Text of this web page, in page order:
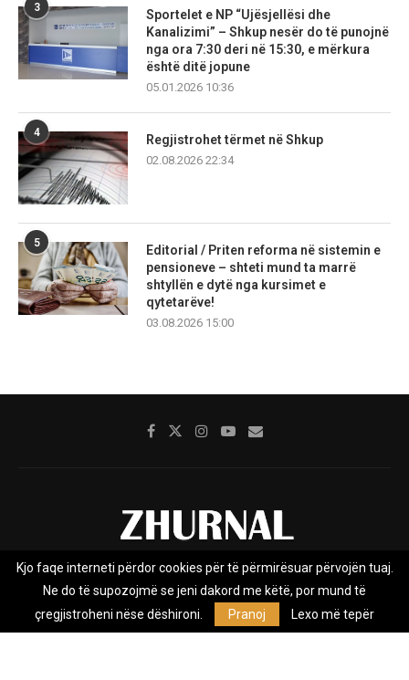
3
Sportelet e NP “Ujësjellësi dhe
Kanalizimi” – Shkup nesër do të punojnë
nga ora 7:30 deri në 15:30, e mërkura
është ditë jopune
05.01.2026 10:36
4
Regjistrohet tërmet në Shkup
02.08.2026 22:34
5
Editorial / Priten reforma në sistemin e
pensioneve – shteti mund ta marrë
shtyllën e dytë nga kursimet e
qytetarëve!
03.08.2026 15:00
Rreth nesh Impresumi Marketing
Privacy Policy
Zhurnal.mk është Agjenci e Lajmeve e pavarur, e themeluar në vitin
Kjo faqe interneti përdor cookies për të përmirësuar përvojën tuaj.
Ne do të supozojmë se jeni dakord me këtë, por mund të
çregjistroheni nëse dëshironi.
Pranoj Lexo më tepër